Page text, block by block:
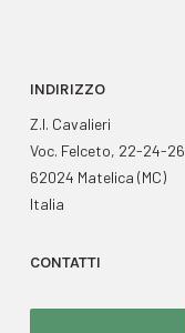
INDIRIZZO
Z.I. Cavalieri
Voc. Felceto, 22-24-26
62024 Matelica (MC)
Italia
CONTATTI